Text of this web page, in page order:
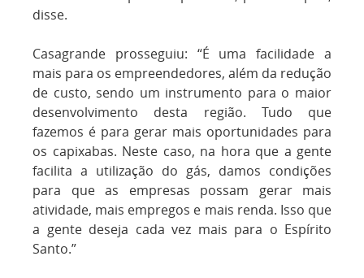
disse.
Casagrande prosseguiu: “É uma facilidade a
mais para os empreendedores, além da redução
de custo, sendo um instrumento para o maior
desenvolvimento desta região. Tudo que
fazemos é para gerar mais oportunidades para
os capixabas. Neste caso, na hora que a gente
facilita a utilização do gás, damos condições
para que as empresas possam gerar mais
atividade, mais empregos e mais renda. Isso que
a gente deseja cada vez mais para o Espírito
Santo.”